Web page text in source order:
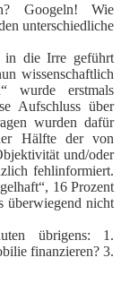
Googeln! Wie
unterschiedliche
in die Irre geführt
wissenschaftlich
wurde erstmals
Aufschluss über
wurden dafür
Hälfte der von
und/oder
fehlinformiert.
16 Prozent
überwiegend nicht
übrigens: 1.
finanzieren? 3.